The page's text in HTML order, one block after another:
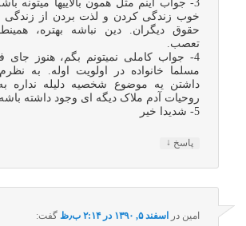
3- جواب اینم مثل همون بالاییها میتونه
خوب زندگی کردن و لذت بردن از زندگی
حقوق دیگران. دین نباشه بهتره،
تعصب.
4- جواب کاملی نمیتونم بگم، هنوز جای
مسلما خانواده در اولویت اوله. به
داشتن یه موضوع شخصیه دلیله نداره
روحیات آدم ملاک دیگه ای وجود داشته
5- شدیدا خیر
پاسخ ↓
امین در اسفند ۵, ۱۳۹۰ در ۲:۱۴ ب٫ظ گفت: